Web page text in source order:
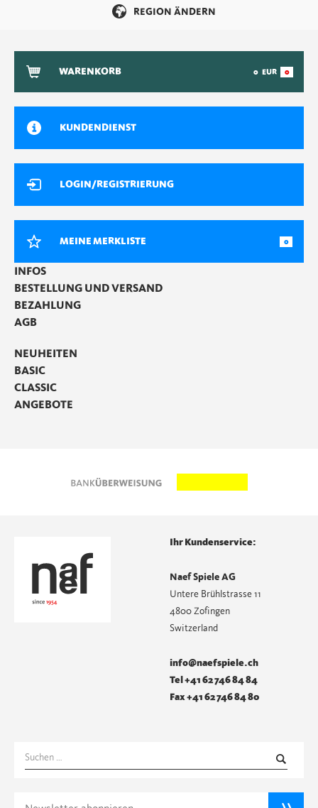
REGION ÄNDERN
WARENKORB 0 EUR 0
KUNDENDIENST
LOGIN/REGISTRIERUNG
MEINE MERKLISTE 0
INFOS
BESTELLUNG UND VERSAND
BEZAHLUNG
AGB
NEUHEITEN
BASIC
CLASSIC
ANGEBOTE
Ihr Kundenservice:
Naef Spiele AG
Untere Brühlstrasse 11
4800 Zofingen
Switzerland
info@naefspiele.ch
Tel +41 62 746 84 84
Fax +41 62 746 84 80
Suchen
nach: